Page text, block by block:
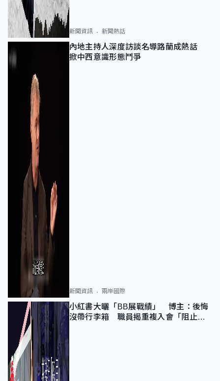
新聞資訊 新聞熱話
內地主持人深度訪談名導路蘭成熱話
掀中西意識形態鬥爭
新聞資訊 兩岸國際
小紅書大曬「BB展戰績」 博主：後悔
沒帶行李箱 職員揭重複入會「阻止唔